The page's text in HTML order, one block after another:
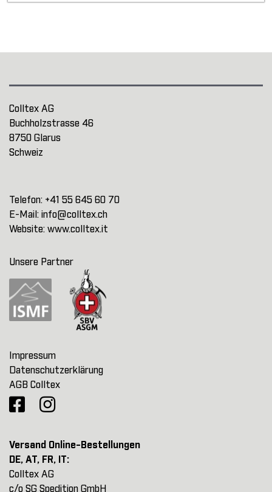
Colltex AG
Buchholzstrasse 46
8750 Glarus
Schweiz
Telefon: +41 55 645 60 70
E-Mail: info@colltex.ch
Website: www.colltex.it
Unsere Partner
Impressum
Datenschutzerklärung
AGB Colltex
Versand Online-Bestellungen
DE, AT, FR, IT:
Colltex AG
c/o SG Spedition GmbH